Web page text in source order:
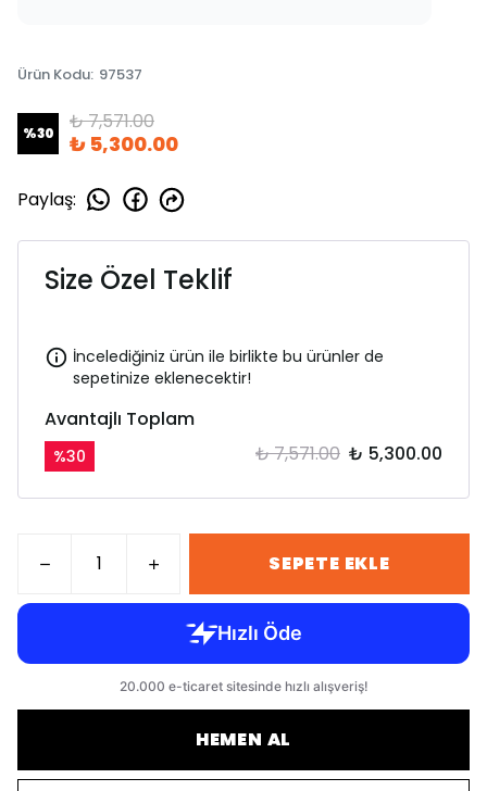
Ürün Kodu: 97537
%30 ₺ 7,571.00
₺ 5,300.00
Paylaş:
Size Özel Teklif
İncelediğiniz ürün ile birlikte bu ürünler de
sepetinize eklenecektir!
Avantajlı Toplam
%30 ₺ 7,571.00 ₺ 5,300.00
SEPETE EKLE
HEMEN AL